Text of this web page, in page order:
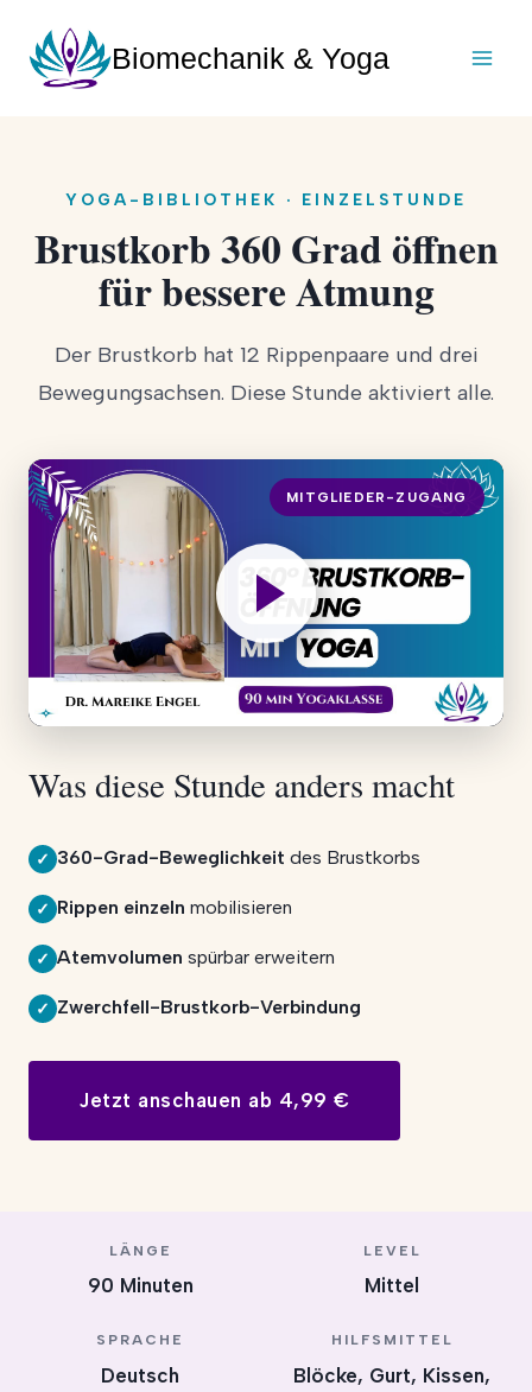
Inhalt
springen
Biomechanik & Yoga
YOGA-BIBLIOTHEK · EINZELSTUNDE
Brustkorb 360 Grad öffnen
für bessere Atmung
Der Brustkorb hat 12 Rippenpaare und drei
Bewegungsachsen. Diese Stunde aktiviert alle.
MITGLIEDER-ZUGANG
Was diese Stunde anders macht
✓ 360-Grad-Beweglichkeit des Brustkorbs
✓ Rippen einzeln mobilisieren
✓ Atemvolumen spürbar erweitern
✓ Zwerchfell-Brustkorb-Verbindung
Jetzt anschauen ab 4,99 €
LÄNGE
90 Minuten
LEVEL
Mittel
SPRACHE
Deutsch
HILFSMITTEL
Blöcke, Gurt, Kissen,